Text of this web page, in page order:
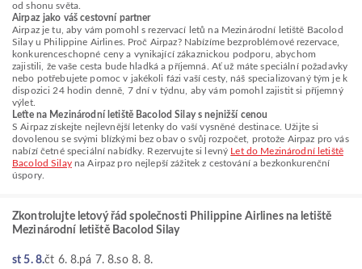
od shonu světa.
Airpaz jako váš cestovní partner
Airpaz je tu, aby vám pomohl s rezervací letů na Mezinárodní letiště Bacolod
Silay u Philippine Airlines. Proč Airpaz? Nabízíme bezproblémové rezervace,
konkurenceschopné ceny a vynikající zákaznickou podporu, abychom
zajistili, že vaše cesta bude hladká a příjemná. Ať už máte speciální požadavky
nebo potřebujete pomoc v jakékoli fázi vaší cesty, náš specializovaný tým je k
dispozici 24 hodin denně, 7 dní v týdnu, aby vám pomohl zajistit si příjemný
výlet.
Leťte na Mezinárodní letiště Bacolod Silay s nejnižší cenou
S Airpaz získejte nejlevnější letenky do vaší vysněné destinace. Užijte si
dovolenou se svými blízkými bez obav o svůj rozpočet, protože Airpaz pro vás
nabízí četné speciální nabídky. Rezervujte si levný Let do Mezinárodní letiště
Bacolod Silayna Airpaz pro nejlepší zážitek z cestování a bezkonkurenční
úspory.
Zkontrolujte letový řád společnosti Philippine Airlines na letiště
Mezinárodní letiště Bacolod Silay
st 5. 8.čt 6. 8.pá 7. 8.so 8. 8.